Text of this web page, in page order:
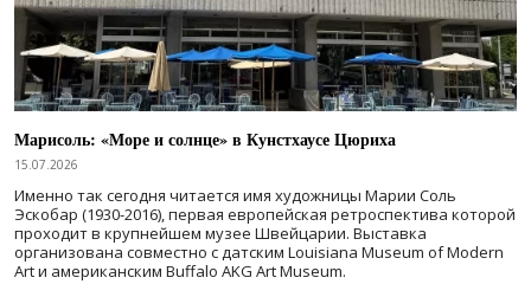
Марисоль: «Море и солнце» в Кунстхаусе Цюриха
15.07.2026
Именно так сегодня читается имя художницы Марии Соль
Эскобар (1930-2016), первая европейская ретроспектива которой
проходит в крупнейшем музее Швейцарии. Выставка
организована совместно с датским Louisiana Museum of Modern
Art и американским Buffalo AKG Art Museum.